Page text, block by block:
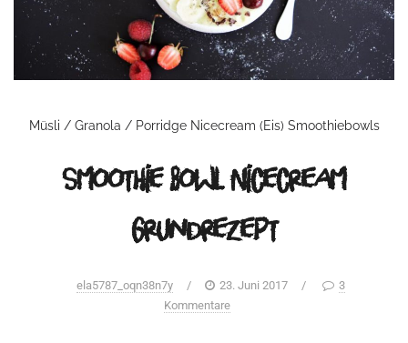
Müsli / Granola / Porridge Nicecream (Eis) Smoothiebowls
Smoothie Bowl Nicecream
Grundrezept
ela5787_oqn38n7y / 23. Juni 2017 /
3
Kommentare